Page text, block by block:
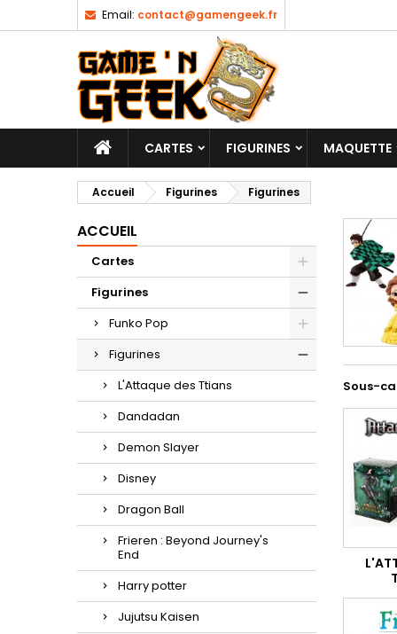
Email: contact@gamengeek.fr
CARTES FIGURINES MAQUETTE
Accueil Figurines Figurines
ACCUEIL
Cartes
Figurines
Funko Pop
Figurines
L'Attaque des Ttians
Dandadan
Demon Slayer
Disney
Dragon Ball
Frieren : Beyond Journey's
End
Harry potter
Jujutsu Kaisen
Sous-